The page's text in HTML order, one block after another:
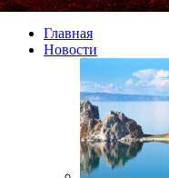
Главная
Новости